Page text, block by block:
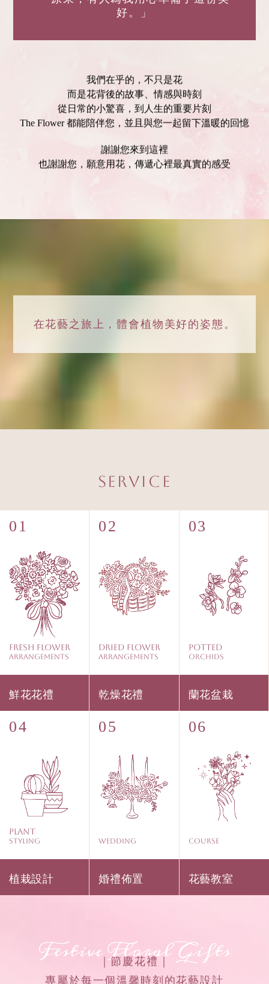
好。」
我們在乎的，不只是花
而是花背後的故事、情感與時刻
從日常的小驚喜，到人生的重要片刻
The Flower 都能陪伴您，並且與您一起留下溫暖的回憶
謝謝您來到這裡
也謝謝您，願意用花，傳遞心裡最真實的感受
在花藝之旅上，體會植物美好的姿態。
Service
Fresh Flower
Arrangements
鮮花花禮
Dried Flower
Arrangements
乾燥花禮
Potted
Orchids
蘭花盆栽
Plant
Styling
植栽設計
WEDDING
婚禮佈置
COURSE
花藝教室
Festive Floral Gifts
｜節慶花禮｜
專屬於每一個溫馨時刻的花藝設計